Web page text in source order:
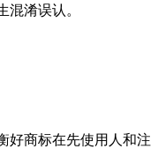
混淆误认。
商标在先使用人和注